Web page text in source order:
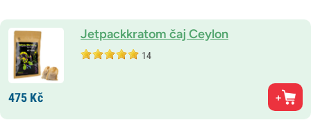
Jetpackkratom čaj Ceylon
14
475 Kč